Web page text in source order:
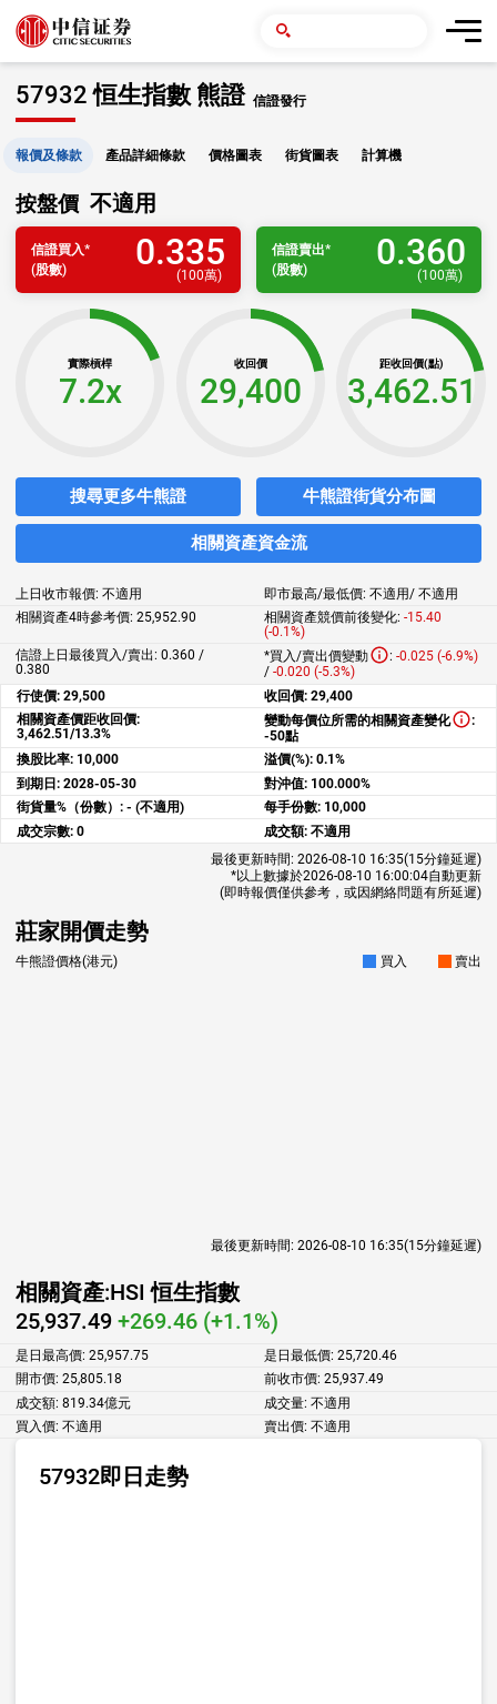
57932 恒生指數 熊證 信證發行
報價及條款 產品詳細條款 價格圖表 街貨圖表 計算機
按盤價 不適用
信證買入*
(股數)
0.335
(100萬)
信證賣出*
(股數)
0.360
(100萬)
實際槓桿
7.2x
收回價
29,400
距收回價(點)
3,462.51
搜尋更多牛熊證 牛熊證街貨分布圖
相關資產資金流
上日收市報價: 不適用 即市最高/最低價: 不適用/ 不適用
相關資產4時參考價: 25,952.90 相關資產競價前後變化: -15.40
(-0.1%)
信證上日最後買入/賣出: 0.360 /
0.380
*買入/賣出價變動 : -0.025 (-6.9%)
/ -0.020 (-5.3%)
行使價: 29,500 收回價: 29,400
相關資產價距收回價:
3,462.51/13.3%
變動每價位所需的相關資產變化
:
-50點
換股比率: 10,000 溢價(%): 0.1%
到期日: 2028-05-30 對沖值: 100.000%
街貨量%（份數）: - (不適用) 每手份數: 10,000
成交宗數: 0 成交額: 不適用
最後更新時間: 2026-08-10 16:35(15分鐘延遲)
*以上數據於2026-08-10 16:00:04自動更新
(即時報價僅供參考，或因網絡問題有所延遲)
莊家開價走勢
牛熊證價格(港元) 買入 賣出
最後更新時間: 2026-08-10 16:35(15分鐘延遲)
相關資產:HSI 恒生指數
25,937.49 +269.46 (+1.1%)
是日最高價: 25,957.75 是日最低價: 25,720.46
開市價: 25,805.18 前收市價: 25,937.49
成交額: 819.34億元 成交量: 不適用
買入價: 不適用 賣出價: 不適用
57932即日走勢